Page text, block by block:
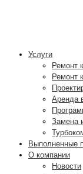
Услуги
Ремонт
Ремонт
Аренда
Замена
Выполненные
О компании
Новости